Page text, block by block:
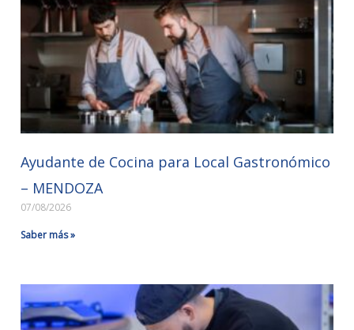
Ayudante de Cocina para Local Gastronómico
– MENDOZA
07/08/2026
Saber más »